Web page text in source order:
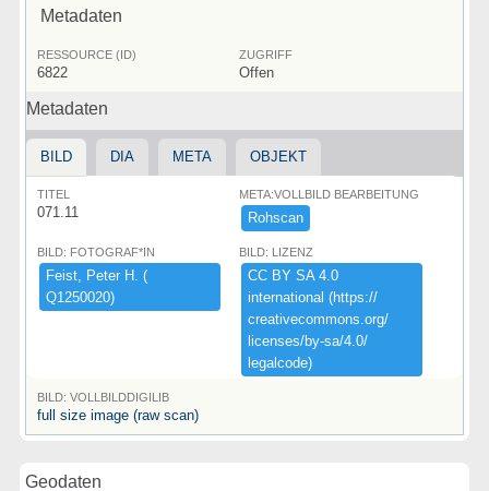
Metadaten
RESSOURCE (ID)
6822
ZUGRIFF
Offen
Metadaten
BILD DIA META OBJEKT
TITEL
071.11
META:VOLLBILD BEARBEITUNG
Rohscan
BILD: FOTOGRAF*IN
Feist,​ ​Peter ​H.​ ​(​
Q1250020)​
BILD: LIZENZ
CC ​BY ​SA ​4.​0 ​
international ​(​https:​/​/​
creativecommons.​org/​
licenses/​by-​sa/​4.​0/​
legalcode)​
BILD: VOLLBILDDIGILIB
full size image (raw scan)
Geodaten